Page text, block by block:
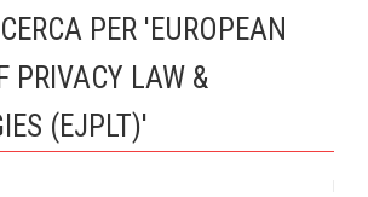
PER 'EUROPEAN
PRIVACY LAW &
(EJPLT)'